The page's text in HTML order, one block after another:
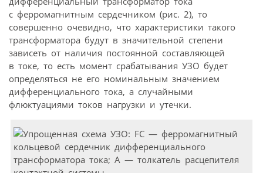
с ферромагнитным сердечником (рис. 2), то
совершенно очевидно, что характеристики такого
трансформатора будут в значительной степени
зависеть от наличия постоянной составляющей
в токе, то есть момент срабатывания УЗО будет
определяться не его номинальным значением
дифференциального тока, а случайными
флюктуациями токов нагрузки и утечки.